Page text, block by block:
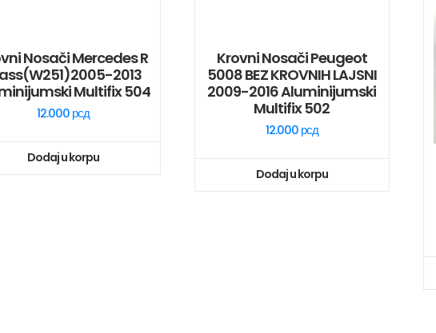
Nosači Mercedes R
2013
Multifix 504
12.000 рсд
Dodaj u korpu
Krovni Nosači Peugeot
5008 BEZ KROVNIH LAJSNI
2009-2016 Aluminijumski
Multifix 502
12.000 рсд
Dodaj u korpu